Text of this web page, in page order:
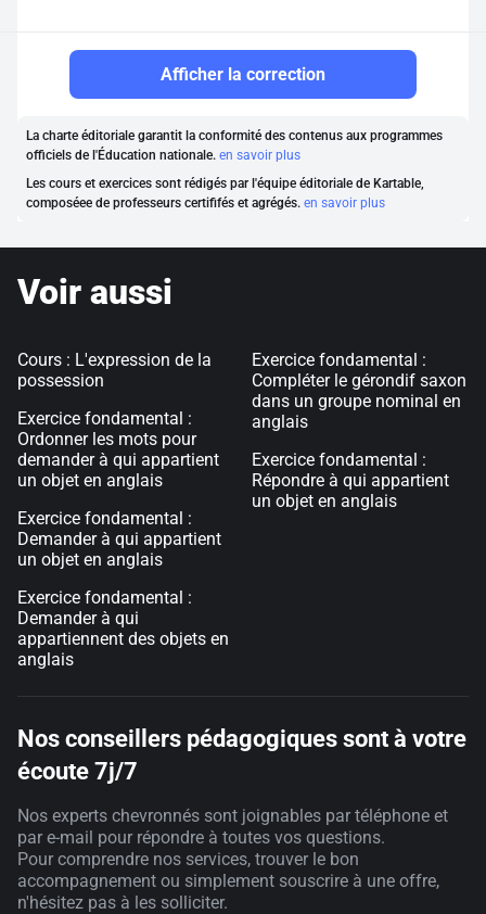
Afficher la correction
La charte éditoriale garantit la conformité des contenus aux programmes
officiels de l'Éducation nationale. en savoir plus
Les cours et exercices sont rédigés par l'équipe éditoriale de Kartable,
composéee de professeurs certififés et agrégés. en savoir plus
Voir aussi
Cours : L'expression de la
possession
Exercice fondamental :
Ordonner les mots pour
demander à qui appartient
un objet en anglais
Exercice fondamental :
Demander à qui appartient
un objet en anglais
Exercice fondamental :
Demander à qui
appartiennent des objets en
anglais
Exercice fondamental :
Compléter le gérondif saxon
dans un groupe nominal en
anglais
Exercice fondamental :
Répondre à qui appartient
un objet en anglais
Nos conseillers pédagogiques sont à votre
écoute 7j/7
Nos experts chevronnés sont joignables par téléphone et
par e-mail pour répondre à toutes vos questions.
Pour comprendre nos services, trouver le bon
accompagnement ou simplement souscrire à une offre,
n'hésitez pas à les solliciter.